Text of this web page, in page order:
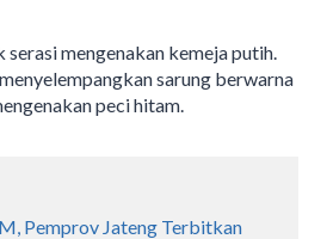
mengenakan kemeja putih.
sarung berwarna
peci hitam.
Pemprov Jateng Terbitkan